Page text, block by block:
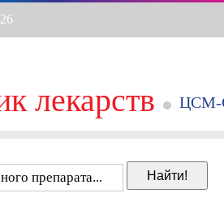
лекарств ЦСМ-